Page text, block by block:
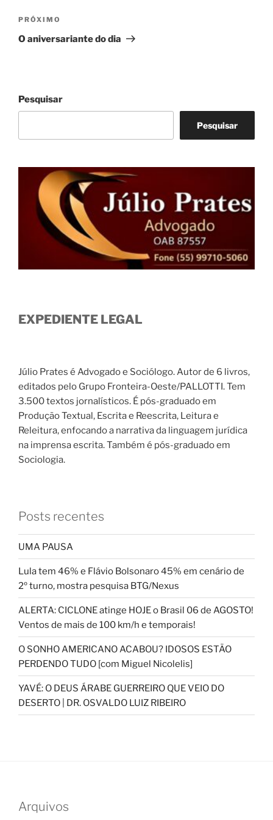
Próximo
post
PRÓXIMO
O aniversariante do dia
Pesquisar
Pesquisar
EXPEDIENTE LEGAL
Júlio Prates é Advogado e Sociólogo. Autor de 6 livros,
editados pelo Grupo Fronteira-Oeste/PALLOTTI. Tem
3.500 textos jornalísticos. É pós-graduado em
Produção Textual, Escrita e Reescrita, Leitura e
Releitura, enfocando a narrativa da linguagem jurídica
na imprensa escrita. Também é pós-graduado em
Sociologia.
Posts recentes
UMA PAUSA
Lula tem 46% e Flávio Bolsonaro 45% em cenário de
2º turno, mostra pesquisa BTG/Nexus
ALERTA: CICLONE atinge HOJE o Brasil 06 de AGOSTO!
Ventos de mais de 100 km/h e temporais!
O SONHO AMERICANO ACABOU? IDOSOS ESTÃO
PERDENDO TUDO [com Miguel Nicolelis]
YAVÉ: O DEUS ÁRABE GUERREIRO QUE VEIO DO
DESERTO | DR. OSVALDO LUIZ RIBEIRO
Arquivos